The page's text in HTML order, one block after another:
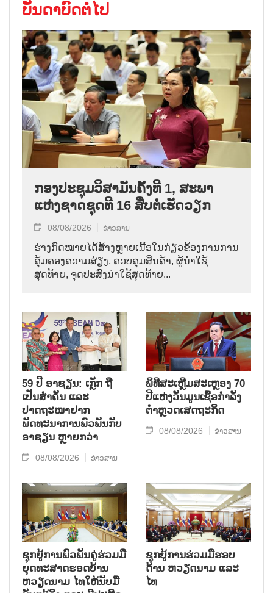
ບັນດາບົດຕໍ່ໄປ
ກອງປະຊຸມວິສາມັນຄັ້ງທີ 1, ສະພາ
ແຫ່ງຊາດຊຸດທີ 16 ສືບຕໍ່ເຮັດວຽກ
08/08/2026 ຂ່າວສານ
ຮ່າງກົດໝາຍໄດ້ສ້າງຫຼາຍເນື້ອໃນກ່ຽວຂ້ອງການການ
ຄຸ້ມຄອງຄວາມສ່ຽງ, ຄວບຄຸມສິນຄ້າ, ຜູ້ນຳໃຊ້
ສຸດທ້າຍ, ຈຸດປະສົງນຳໃຊ້ສຸດທ້າຍ...
59 ປີ ອາຊຽນ: ເກຼັກ ຖື
ເປັນສຳຄັນ ແລະ
ປາດຖະໜາຢາກ
ພັດທະນາການພົວພັນກັບ
ອາຊຽນ ຫຼາຍກວ່າ
08/08/2026 ຂ່າວສານ
ພິທີສະເຫຼີມສະເຫຼອງ 70
ປີແຫ່ງວັນມູນເຊື້ອກຳລັງ
ຕຳຫຼວດເສດຖະກິດ
08/08/2026 ຂ່າວສານ
ຊຸກ​ຍູ້​ການ​ພົວ​ພັນ​ຄູ່​ຮ່ວມ​ມື​
ຍຸດ​ທະ​ສາດ​ຮອດ​ບ້ານ
ຫວຽດ​ນາມ ໄທ​ໃຫ້​ນັບ​ມື້​
ຊຸກຍູ້ການຮ່ວມມືຮອບ
ດ້ານ ຫວຽດນາມ ແລະ
ໄທ